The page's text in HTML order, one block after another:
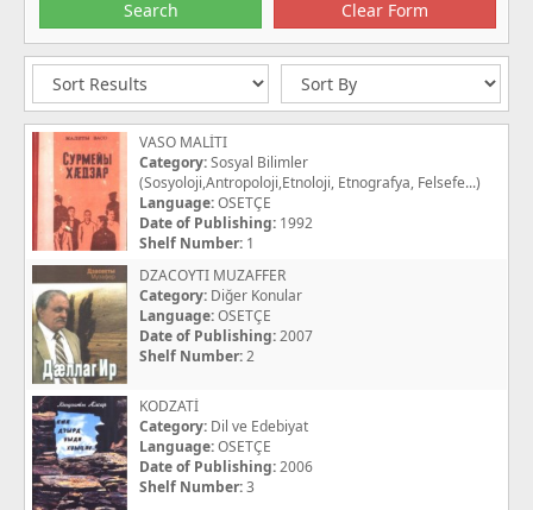
VASO MALİTI
Category:Sosyal Bilimler
(Sosyoloji,Antropoloji,Etnoloji, Etnografya, Felsefe...)
Language:OSETÇE
Date of Publishing: 1992
Shelf Number: 1
DZACOYTI MUZAFFER
Category: Diğer Konular
Language:OSETÇE
Date of Publishing:2007
Shelf Number:2
KODZATİ
Category: Dil ve Edebiyat
Language:OSETÇE
Date of Publishing:2006
Shelf Number:3